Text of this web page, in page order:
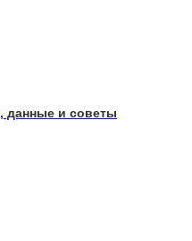
данные и советы